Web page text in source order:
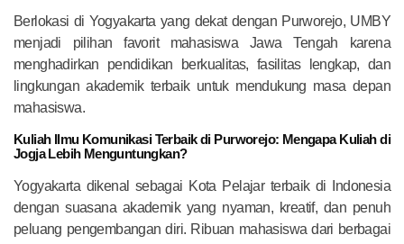
Berlokasi di Yogyakarta yang dekat dengan Purworejo, UMBY
menjadi pilihan favorit mahasiswa Jawa Tengah karena
menghadirkan pendidikan berkualitas, fasilitas lengkap, dan
lingkungan akademik terbaik untuk mendukung masa depan
mahasiswa.
Kuliah Ilmu Komunikasi Terbaik di Purworejo: Mengapa Kuliah di
Jogja Lebih Menguntungkan?
Yogyakarta dikenal sebagai Kota Pelajar terbaik di Indonesia
dengan suasana akademik yang nyaman, kreatif, dan penuh
peluang pengembangan diri. Ribuan mahasiswa dari berbagai